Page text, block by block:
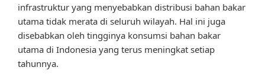
infrastruktur yang menyebabkan distribusi bahan bakar
utama tidak merata di seluruh wilayah. Hal ini juga
disebabkan oleh tingginya konsumsi bahan bakar
utama di Indonesia yang terus meningkat setiap
tahunnya.